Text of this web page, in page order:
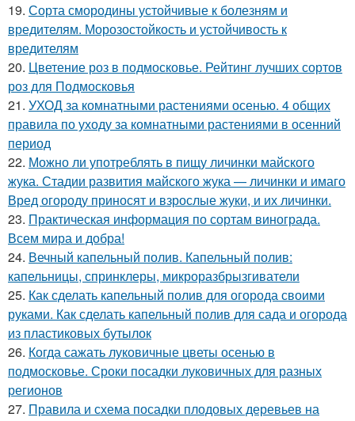
19. Сорта смородины устойчивые к болезням и
вредителям. Морозостойкость и устойчивость к
вредителям
20. Цветение роз в подмосковье. Рейтинг лучших сортов
роз для Подмосковья
21. УХОД за комнатными растениями осенью. 4 общих
правила по уходу за комнатными растениями в осенний
период
22. Можно ли употреблять в пищу личинки майского
жука. Стадии развития майского жука — личинки и имаго
Вред огороду приносят и взрослые жуки, и их личинки.
23. Практическая информация по сортам винограда.
Всем мира и добра!
24. Вечный капельный полив. Капельный полив:
капельницы, спринклеры, микроразбрызгиватели
25. Как сделать капельный полив для огорода своими
руками. Как сделать капельный полив для сада и огорода
из пластиковых бутылок
26. Когда сажать луковичные цветы осенью в
подмосковье. Сроки посадки луковичных для разных
регионов
27. Правила и схема посадки плодовых деревьев на